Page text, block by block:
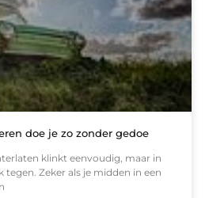
doe je zo zonder gedoe
klinkt eenvoudig, maar in
tegen. Zeker als je midden in een